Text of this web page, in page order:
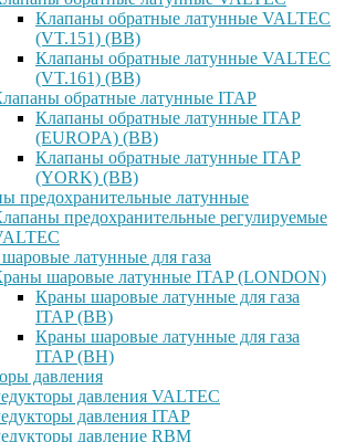
Клапаны обратные латунные VALTEC
(VT.151) (ВВ)
Клапаны обратные латунные VALTEC
(VT.161) (ВВ)
обратные латунные ITAP
Клапаны обратные латунные ITAP
(EUROPA) (ВВ)
Клапаны обратные латунные ITAP
(YORK) (ВВ)
предохранительные латунные
предохранительные регулируемые
латунные для газа
шаровые латунные ITAP (LONDON)
Краны шаровые латунные для газа
ITAP (ВВ)
Краны шаровые латунные для газа
ITAP (ВН)
давления
давления VALTEC
давления ITAP
давление RBM